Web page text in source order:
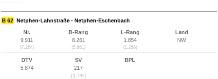
B 62 Netphen-Lahnstraße - Netphen-Eschenbach
Nr.
9.911
(7.264)
B-Rang
8.261
(5.861)
L-Rang
1.854
(1.268)
Land
NW
DTV
5.874
SV
217
(3,7%)
BPL